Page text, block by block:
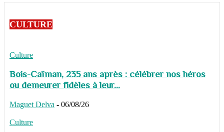
CULTURE
Culture
Bois-Caïman, 235 ans après : célébrer nos héros
ou demeurer fidèles à leur...
Maguet Delva - 06/08/26
Culture